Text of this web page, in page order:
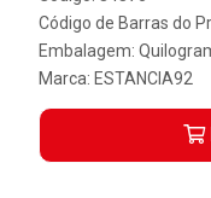
Código de Barras do
Embalagem:
Marca: ESTANCIA92